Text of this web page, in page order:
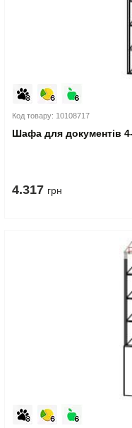
Код товару: 10108717
Шафа для документів
4.317 грн